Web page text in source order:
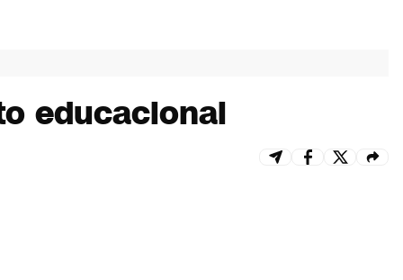
educacional